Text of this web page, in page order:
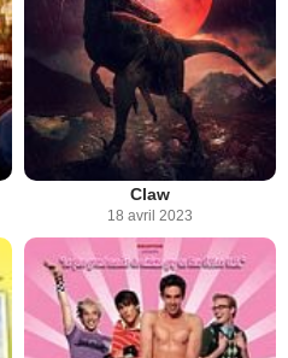
Claw
18 avril 2023